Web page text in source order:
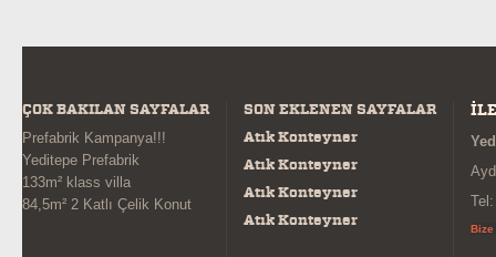
ÇOK BAKILAN SAYFALAR
Prefabrik Kampanya!!!
Yeditepe Prefabrik
133m² klass villa
84,5m² 2 Katlı Çelik Konut
SON EKLENEN SAYFALAR
Atık Konteyner
Atık Konteyner
Atık Konteyner
Atık Konteyner
Bize